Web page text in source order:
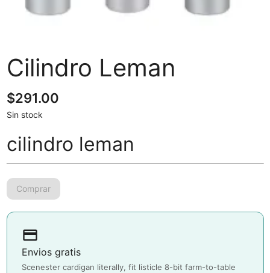
Cilindro Leman
$291.00
Sin stock
cilindro leman
payment
Envios gratis
Scenester cardigan literally, fit listicle 8-bit farm-to-table